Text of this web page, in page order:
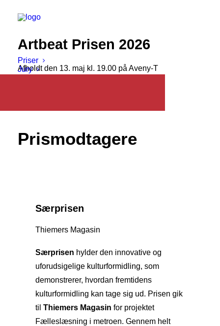
Priser
Jury
Artbeat Prisen 2026
Afholdt den 13. maj kl. 19.00 på Aveny-T
Prismodtagere
Særprisen
Thiemers Magasin
Særprisen hylder den innovative og
uforudsigelige kulturformidling, som
demonstrerer, hvordan fremtidens
kulturformidling kan tage sig ud. Prisen gik
til Thiemers Magasin for projektet
Fælleslæsning i metroen. Gennem helt